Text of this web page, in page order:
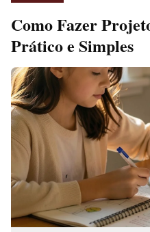
Como Fazer
Prático e Simples